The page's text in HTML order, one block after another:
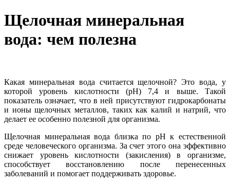
Щелочная минеральная
вода: чем полезна
Какая минеральная вода считается щелочной? Это вода, у
которой уровень кислотности (pH) 7,4 и выше. Такой
показатель означает, что в ней присутствуют гидрокарбонаты
и ионы щелочных металлов, таких как калий и натрий, что
делает ее особенно полезной для организма.
Щелочная минеральная вода близка по pH к естественной
среде человеческого организма. За счет этого она эффективно
снижает уровень кислотности (закисления) в организме,
способствует восстановлению после перенесенных
заболеваний и помогает поддерживать здоровье.